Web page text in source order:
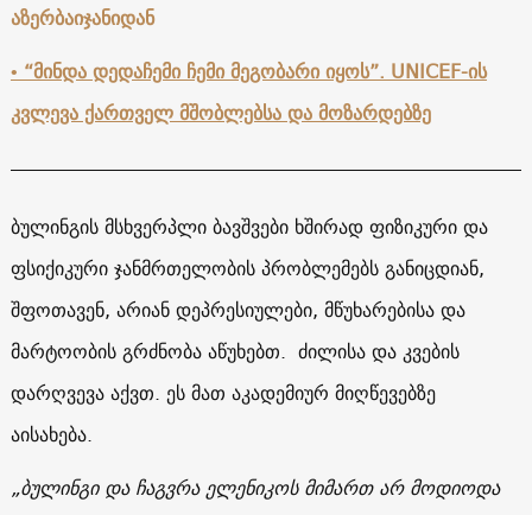
აზერბაიჯანიდან
• “მინდა დედაჩემი ჩემი მეგობარი იყოს”. UNICEF-ის
კვლევა ქართველ მშობლებსა და მოზარდებზე
ბულინგის მსხვერპლი ბავშვები ხშირად ფიზიკური და
ფსიქიკური ჯანმრთელობის პრობლემებს განიცდიან,
შფოთავენ, არიან დეპრესიულები, მწუხარებისა და
მარტოობის გრძნობა აწუხებთ. ძილისა და კვების
დარღვევა აქვთ. ეს მათ აკადემიურ მიღწევებზე
აისახება.
„ბულინგი და ჩაგვრა ელენიკოს მიმართ არ მოდიოდა